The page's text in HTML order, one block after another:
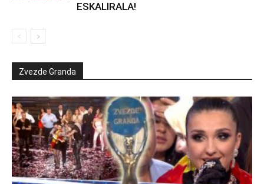
ESKALIRALA!
Zvezde Granda